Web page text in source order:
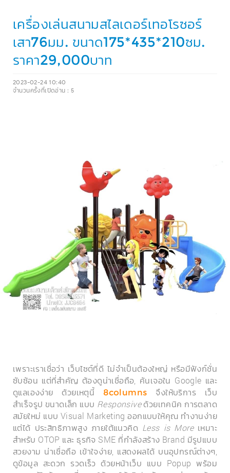
เครื่องเล่นสนามสไลเดอร์เทอโรซอร์
เสา76มม. ขนาด175*435*210ซม.
ราคา29,000บาท
2023-02-24 10:40
จำนวนครั้งที่เปิดอ่าน : 5
เพราะเราเชื่อว่า เว็บไซต์ที่ดี ไม่จำเป็นต้องใหญ่ หรือมีฟังก์ชั่น
ซับซ้อน แต่ที่สำคัญ ต้องดูน่าเชื่อถือ, ค้นเจอใน Google และ
ดูแลเองง่าย ด้วยเหตุนี้
8columns
จึงให้บริการ เว็บ
สำเร็จรูป ขนาดเล็ก แบบ Responsiveด้วยเทคนิค การตลาด
สมัยใหม่ แบบ Visual Marketing ออกแบบให้คุณ ทำงานง่าย
แต่ได้ ประสิทธิภาพสูง ภายใต้แนวคิด Less is Moreเหมาะ
สำหรับ OTOP และ ธุรกิจ SME ที่กำลังสร้าง Brand มีรูปแบบ
สวยงาม น่าเชื่อถือ เข้าใจง่าย, แสดงผลได้ บนอุปกรณ์ต่างๆ,
ดูข้อมูล สะดวก รวดเร็ว ด้วยหน้าเว็บ แบบ Popup พร้อม